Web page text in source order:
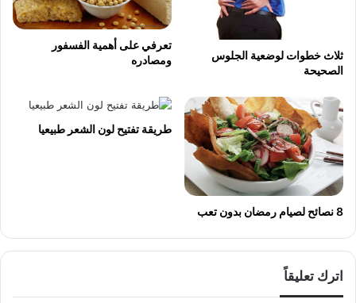
ثلاث خطوات لوضعية الجلوس
الصحيحة
تعرفي على أهمية الفسفور
ومصادره
8 نصائح لصيام رمضان بدون تعب
طريقة تفتيح لون الشعر طبيعيا
اترك تعليقاً